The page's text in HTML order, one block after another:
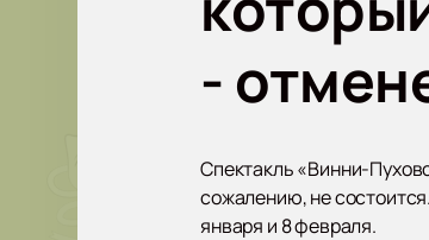
-
Спектакль «Винни-
сожалению, не
января и 8 февраля.